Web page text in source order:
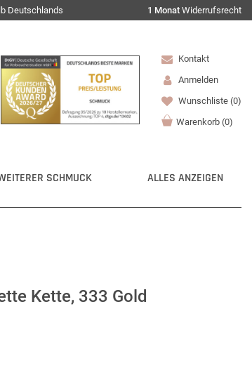
Deutschlands 1 Monat Widerrufsrecht
Kontakt
Anmelden
Wunschliste (0)
Warenkorb (0)
SCHMUCK ALLES ANZEIGEN
Kette, 333 Gold